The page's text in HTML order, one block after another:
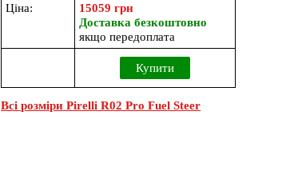
Ціна:
15059 грн
Доставка безкоштовно
якщо передоплата
Купити
Всі розміри Pirelli R02 Pro Fuel Steer